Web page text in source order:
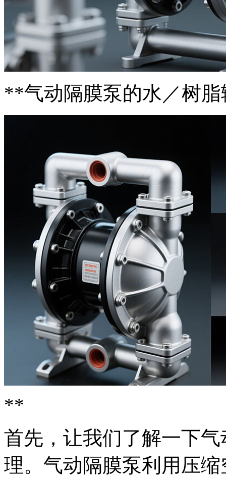
**气动隔膜泵的水／树
**
首先，让我们了解一下
理。气动隔膜泵利用压